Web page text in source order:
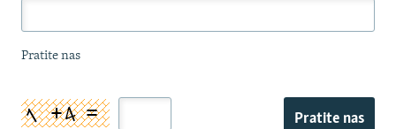
Pratite nas
Pratite nas